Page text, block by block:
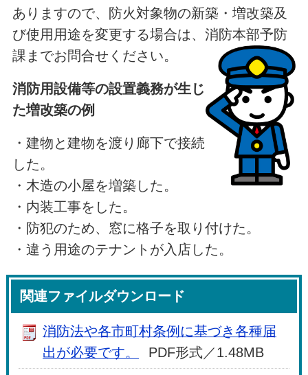
ありますので、防火対象物の新築・増改築及
び使用用途を変更する場合は、消防本部予防
課までお問合せください。
消防用設備等の設置義務が生じ
た増改築の例
・建物と建物を渡り廊下で接続
した。
・木造の小屋を増築した。
・内装工事をした。
・防犯のため、窓に格子を取り付けた。
・違う用途のテナントが入店した。
関連ファイルダウンロード
消防法や各市町村条例に基づき各種届
出が必要です。
PDF形式／1.48MB